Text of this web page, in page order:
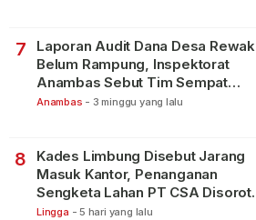
7
Laporan Audit Dana Desa Rewak
Belum Rampung, Inspektorat
Anambas Sebut Tim Sempat
Terbagi Tangani Kasus Lain
Anambas - 3 minggu yang lalu
8
Kades Limbung Disebut Jarang
Masuk Kantor, Penanganan
Sengketa Lahan PT CSA Disorot
Warga
Lingga - 5 hari yang lalu